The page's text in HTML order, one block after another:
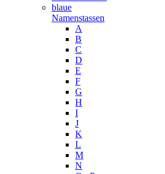
blaue
Namenstassen
A
B
C
D
E
F
G
H
I
J
K
L
M
N